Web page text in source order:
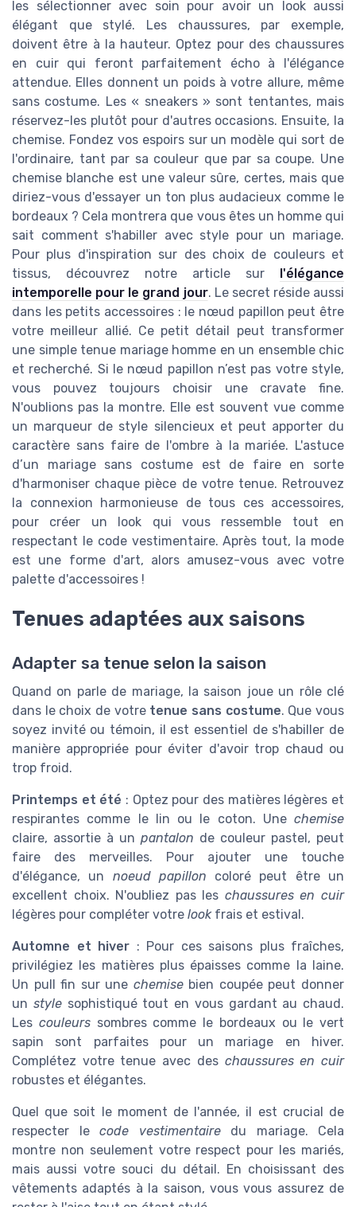
les sélectionner avec soin pour avoir un look aussi
élégant que stylé. Les chaussures, par exemple,
doivent être à la hauteur. Optez pour des chaussures
en cuir qui feront parfaitement écho à l'élégance
attendue. Elles donnent un poids à votre allure, même
sans costume. Les « sneakers » sont tentantes, mais
réservez-les plutôt pour d'autres occasions. Ensuite, la
chemise. Fondez vos espoirs sur un modèle qui sort de
l'ordinaire, tant par sa couleur que par sa coupe. Une
chemise blanche est une valeur sûre, certes, mais que
diriez-vous d'essayer un ton plus audacieux comme le
bordeaux ? Cela montrera que vous êtes un homme qui
sait comment s'habiller avec style pour un mariage.
Pour plus d'inspiration sur des choix de couleurs et
tissus, découvrez notre article sur l'élégance
intemporelle pour le grand jour. Le secret réside aussi
dans les petits accessoires : le nœud papillon peut être
votre meilleur allié. Ce petit détail peut transformer
une simple tenue mariage homme en un ensemble chic
et recherché. Si le nœud papillon n’est pas votre style,
vous pouvez toujours choisir une cravate fine.
N'oublions pas la montre. Elle est souvent vue comme
un marqueur de style silencieux et peut apporter du
caractère sans faire de l'ombre à la mariée. L'astuce
d’un mariage sans costume est de faire en sorte
d'harmoniser chaque pièce de votre tenue. Retrouvez
la connexion harmonieuse de tous ces accessoires,
pour créer un look qui vous ressemble tout en
respectant le code vestimentaire. Après tout, la mode
est une forme d'art, alors amusez-vous avec votre
palette d'accessoires !
Tenues adaptées aux saisons
Adapter sa tenue selon la saison
Quand on parle de mariage, la saison joue un rôle clé
dans le choix de votre tenue sans costume. Que vous
soyez invité ou témoin, il est essentiel de s'habiller de
manière appropriée pour éviter d'avoir trop chaud ou
trop froid.
Printemps et été : Optez pour des matières légères et
respirantes comme le lin ou le coton. Une chemise
claire, assortie à un pantalon de couleur pastel, peut
faire des merveilles. Pour ajouter une touche
d'élégance, un noeud papillon coloré peut être un
excellent choix. N'oubliez pas les chaussures en cuir
légères pour compléter votre lookfrais et estival.
Automne et hiver : Pour ces saisons plus fraîches,
privilégiez les matières plus épaisses comme la laine.
Un pull fin sur une chemisebien coupée peut donner
un stylesophistiqué tout en vous gardant au chaud.
Les couleurssombres comme le bordeaux ou le vert
sapin sont parfaites pour un mariage en hiver.
Complétez votre tenue avec des chaussures en cuir
robustes et élégantes.
Quel que soit le moment de l'année, il est crucial de
respecter le code vestimentairedu mariage. Cela
montre non seulement votre respect pour les mariés,
mais aussi votre souci du détail. En choisissant des
vêtements adaptés à la saison, vous vous assurez de